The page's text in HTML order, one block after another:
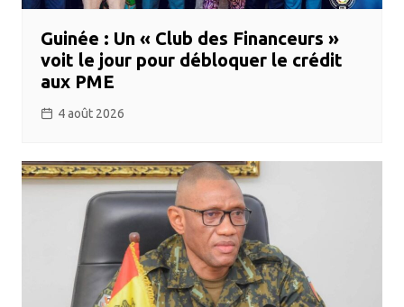
Guinée : Un « Club des Financeurs »
voit le jour pour débloquer le crédit
aux PME
4 août 2026